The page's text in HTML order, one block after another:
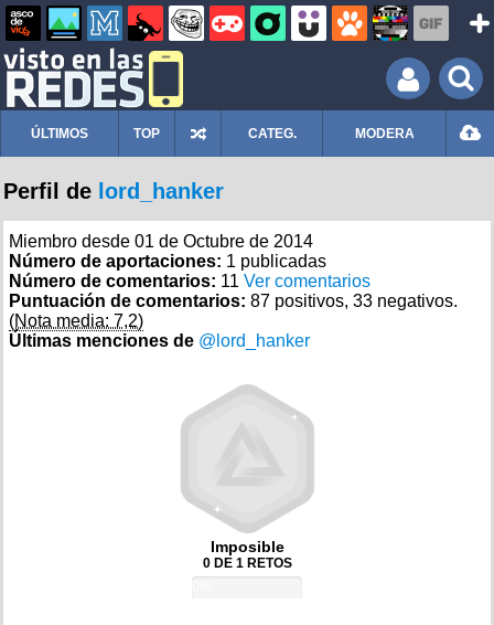
ÚLTIMOS TOP CATEG. MODERA
Perfil de lord_hanker
Miembro desde 01 de Octubre de 2014
Número de aportaciones: 1 publicadas
Número de comentarios: 11 Ver comentarios
Puntuación de comentarios: 87 positivos, 33 negativos.
(Nota media: 7,2)
Últimas menciones de @lord_hanker
Imposible
0 DE 1 RETOS